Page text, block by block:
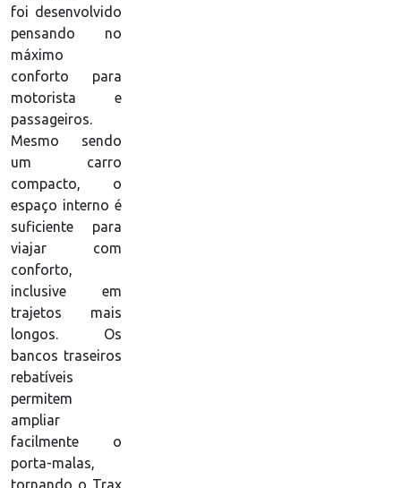
foi desenvolvido
pensando no
máximo
conforto para
motorista e
passageiros.
Mesmo sendo
um carro
compacto, o
espaço interno é
suficiente para
viajar com
conforto,
inclusive em
trajetos mais
longos. Os
bancos traseiros
rebatíveis
permitem
ampliar
facilmente o
porta-malas,
tornando o Trax